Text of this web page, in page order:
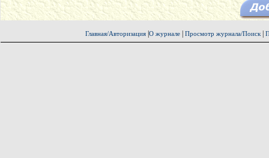
Главная/Авторизация| О журнале| Просмотр журнала/Поиск|